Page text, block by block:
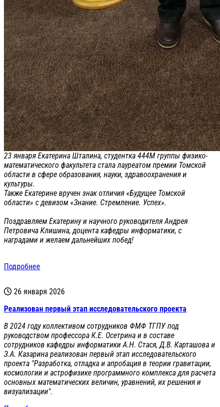
23 января Екатерина Шталина, студентка 444М группы физико-
математического факультета стала лауреатом премии Томской
области в сфере образования, науки, здравоохранения и
культуры.
Также Екатерине вручен знак отличия «Будущее Томской
области» с девизом «Знание. Стремление. Успех».
Поздравляем Екатерину и научного руководителя Андрея
Петровича Клишина, доцента кафедры информатики, с
наградами и желаем дальнейших побед!
Подробнее
26 января 2026
Реализован первый этап исследовательского проекта
В 2024 году коллективом сотрудников ФМФ ТГПУ под
руководством профессора К.Е. Осетрина и в составе
сотрудников кафедры информатики А.Н. Стася, Д.В. Карташова и
З.А. Казарина реализован первый этап исследовательского
проекта "Разработка, отладка и апробация в теории гравитации,
космологии и астрофизике программного комплекса для расчета
основных математических величин, уравнений, их решения и
визуализации".